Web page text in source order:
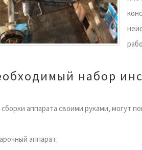
набор
аппарата своими руками, могут
аппарат.